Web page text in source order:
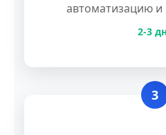
автоматизацию и
2-3
3